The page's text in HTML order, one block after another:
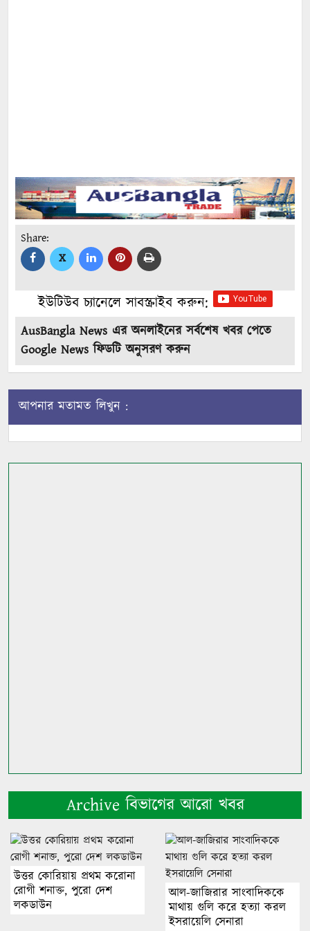
Share:
X
ইউটিউব চ্যানেলে সাবস্ক্রাইব করুন:
AusBangla News এর অনলাইনের সর্বশেষ খবর পেতে
Google News ফিডটি অনুসরণ করুন
আপনার মতামত লিখুন :
Archive বিভাগের আরো খবর
উত্তর কোরিয়ায় প্রথম করোনা
রোগী শনাক্ত, পুরো দেশ
লকডাউন
আল-জাজিরার সাংবাদিককে
মাথায় গুলি করে হত্যা করল
ইসরায়েলি সেনারা